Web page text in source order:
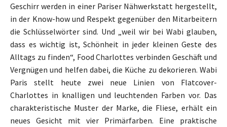
Geschirr werden in einer Pariser Nähwerkstatt hergestellt,
in der Know-how und Respekt gegenüber den Mitarbeitern
die Schlüsselwörter sind. Und „weil wir bei Wabi glauben,
dass es wichtig ist, Schönheit in jeder kleinen Geste des
Alltags zu finden“, Food Charlottes verbinden Geschäft und
Vergnügen und helfen dabei, die Küche zu dekorieren. Wabi
Paris stellt heute zwei neue Linien von Flatcover-
Charlottes in knalligen und leuchtenden Farben vor. Das
charakteristische Muster der Marke, die Fliese, erhält ein
neues Gesicht mit vier Primärfarben. Eine praktische